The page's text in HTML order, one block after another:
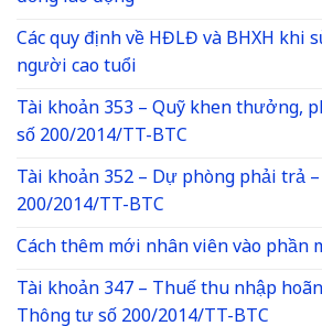
Các quy định về HĐLĐ và BHXH khi
người cao tuổi
Tài khoản 353 – Quỹ khen thưởng,
số 200/2014/TT-BTC
Tài khoản 352 – Dự phòng phải trả
200/2014/TT-BTC
Cách thêm mới nhân viên vào phần
Tài khoản 347 – Thuế thu nhập
Thông tư số 200/2014/TT-BTC